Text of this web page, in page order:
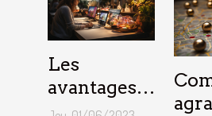
Les
avantages
de faire